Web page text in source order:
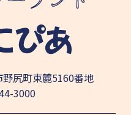
尻町東麓5160番地
3000